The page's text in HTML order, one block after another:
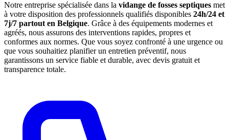
Notre entreprise spécialisée dans la vidange de fosses septiques met
à votre disposition des professionnels qualifiés disponibles 24h/24 et
7j/7 partout en Belgique. Grâce à des équipements modernes et
agréés, nous assurons des interventions rapides, propres et
conformes aux normes. Que vous soyez confronté à une urgence ou
que vous souhaitiez planifier un entretien préventif, nous
garantissons un service fiable et durable, avec devis gratuit et
transparence totale.